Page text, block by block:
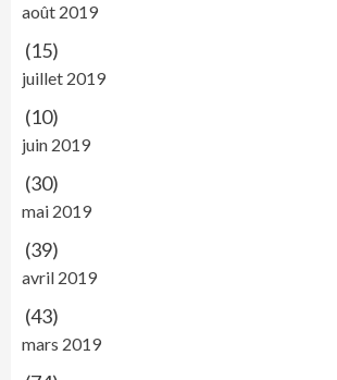
août 2019
(15)
juillet 2019
(10)
juin 2019
(30)
mai 2019
(39)
avril 2019
(43)
mars 2019